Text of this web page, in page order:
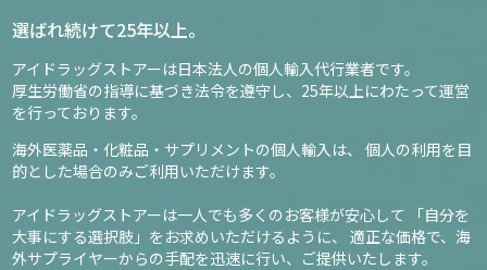
選ばれ続けて25年以上。
アイドラッグストアーは日本法人の個人輸入代行業者です。
厚生労働省の指導に基づき法令を遵守し、 25年以上にわたって運営
を行っております。
海外医薬品・化粧品・サプリメントの個人輸入は、
個人の利用を目
的とした場合のみご利用いただけます。
アイドラッグストアーは一人でも多くのお客様が安心して
「自分を
大事にする選択肢」をお求めいただけるように、
適正な価格で、海
外サプライヤーからの手配を迅速に行い、ご提供いたします。